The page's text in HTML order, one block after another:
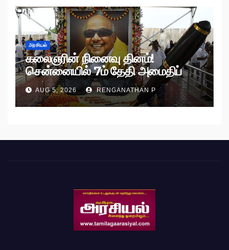
அரசியல்
கலைஞரின் நினைவு தினம்!
சென்னையில் 7ம் தேதி அமைதிப்
பேரணி!
AUG 5, 2026 RENGANATHAN P